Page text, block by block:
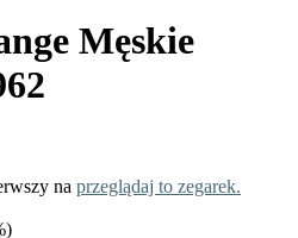
Męskie
na przeglądaj to zegarek.